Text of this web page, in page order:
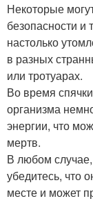
Некоторые
безопасности и
настолько
в разных
или тротуарах.
Во время
организма
энергии, что
мертв.
В любом
убедитесь, что
месте и может